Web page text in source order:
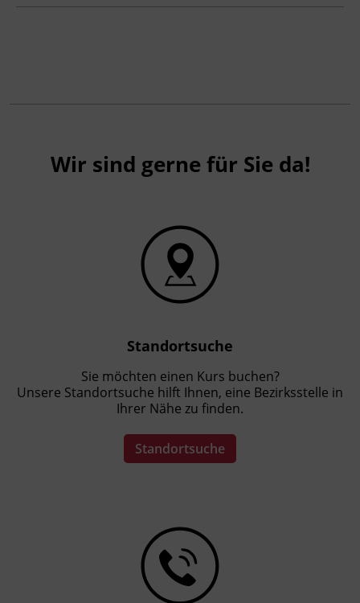
Wir sind gerne für Sie da!
Standortsuche
Sie möchten einen Kurs buchen?
Unsere Standortsuche hilft Ihnen, eine Bezirksstelle in
Ihrer Nähe zu finden.
Standortsuche